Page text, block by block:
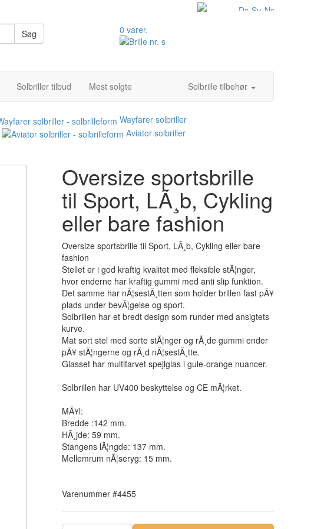
Søg 0 varer.
Solbriller tilbud Mest solgte Solbrille tilbehør
Wayfarer solbriller
Aviator solbriller
Oversize sportsbrille
til Sport, LÃ¸b, Cykling
eller bare fashion
Oversize sportsbrille til Sport, LÃ¸b, Cykling eller bare
fashion
Stellet er i god kraftig kvalitet med fleksible stÃ¦nger,
hvor enderne har kraftig gummi med anti slip funktion.
Det samme har nÃ¦sestÃ¸tten som holder brillen fast pÃ¥
plads under bevÃ¦gelse og sport.
Solbrillen har et bredt design som runder med ansigtets
kurve.
Mat sort stel med sorte stÃ¦nger og rÃ¸de gummi ender
pÃ¥ stÃ¦ngerne og rÃ¸d nÃ¦sestÃ¸tte.
Glasset har multifarvet spejlglas i gule-orange nuancer.
Solbrillen har UV400 beskyttelse og CE mÃ¦rket.
MÃ¥l:
Bredde :142 mm.
HÃ¸jde: 59 mm.
Stangens lÃ¦ngde: 137 mm.
Mellemrum nÃ¦seryg: 15 mm.
Varenummer #4455